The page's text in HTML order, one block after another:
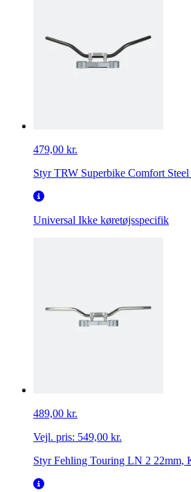
479,00 kr.
Styr TRW Superbike Comfort
Universal Ikke køretøjsspecifik
489,00 kr.
Vejl. pris: 549,00 kr.
Styr Fehling Touring LN 2 22mm,